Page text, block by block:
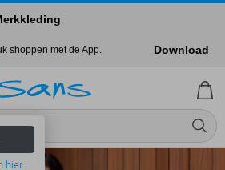
hier
shoppen met de App.
Download